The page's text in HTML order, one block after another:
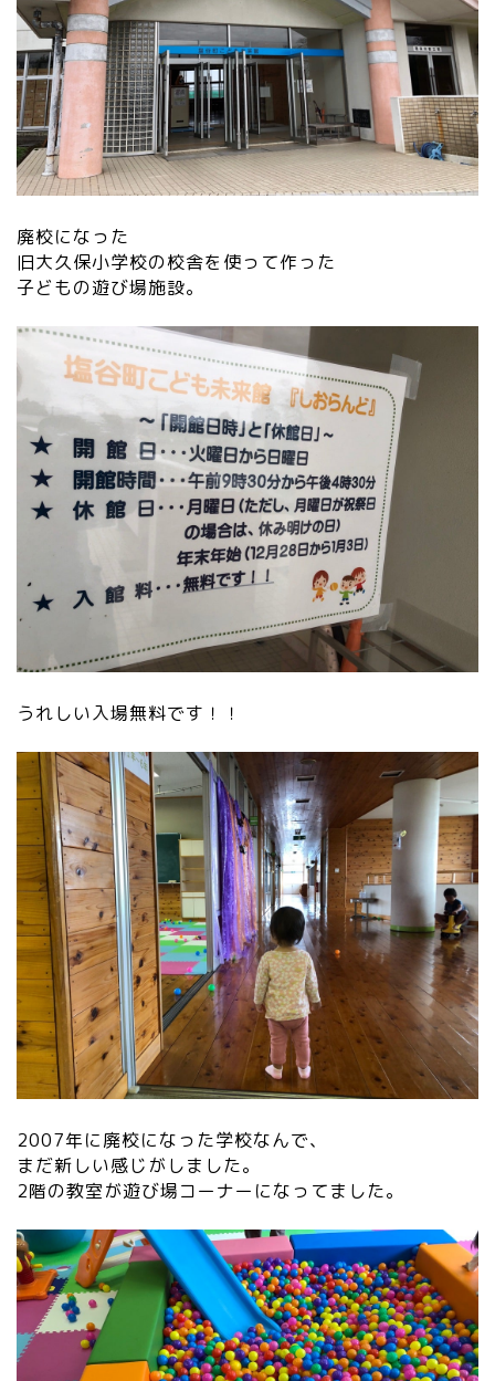
廃校になった
旧大久保小学校の校舎を使って作った
子どもの遊び場施設。
うれしい入場無料です！！
2007年に廃校になった学校なんで、
まだ新しい感じがしました。
2階の教室が遊び場コーナーになってました。